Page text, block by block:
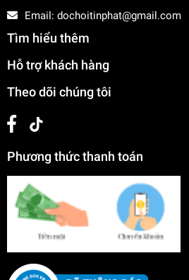
Email: dochoitinphat@gmail.com
Tìm hiểu thêm
Hỗ trợ khách hàng
Theo dõi chúng tôi
Phương thức thanh toán